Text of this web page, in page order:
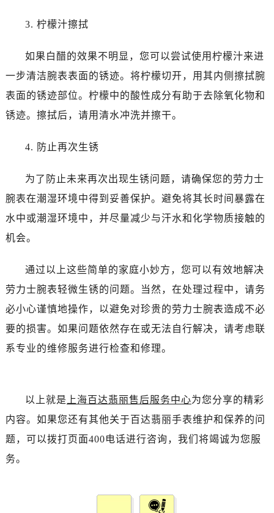
3. 柠檬汁擦拭
如果白醋的效果不明显，您可以尝试使用柠檬汁来进
一步清洁腕表表面的锈迹。将柠檬切开，用其内侧擦拭腕
表面的锈迹部位。柠檬中的酸性成分有助于去除氧化物和
锈迹。擦拭后，请用清水冲洗并擦干。
4. 防止再次生锈
为了防止未来再次出现生锈问题，请确保您的劳力士
腕表在潮湿环境中得到妥善保护。避免将其长时间暴露在
水中或潮湿环境中，并尽量减少与汗水和化学物质接触的
机会。
通过以上这些简单的家庭小妙方，您可以有效地解决
劳力士腕表轻微生锈的问题。当然，在处理过程中，请务
必小心谨慎地操作，以避免对珍贵的劳力士腕表造成不必
要的损害。如果问题依然存在或无法自行解决，请考虑联
系专业的维修服务进行检查和修理。
以上就是 上海百达翡丽售后服务中心为您分享的精彩
内容。如果您还有其他关于百达翡丽手表维护和保养的问
题，可以拨打页面400电话进行咨询，我们将竭诚为您服
务。